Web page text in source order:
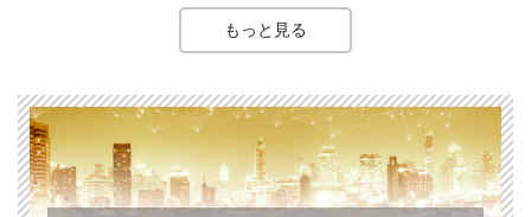
もっと見る